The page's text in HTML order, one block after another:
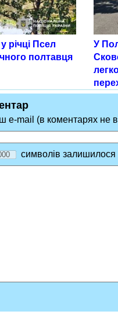
річці Псел
полтавця
У
e-mail (в коментарях не
символів залишилося